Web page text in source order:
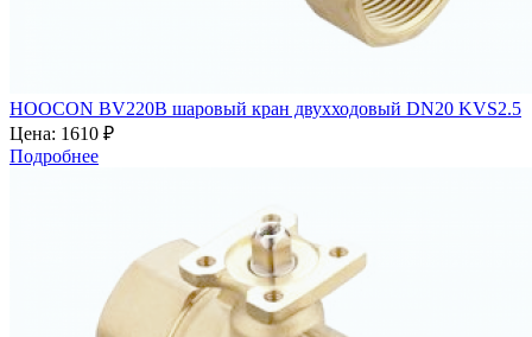
HOOCON BV220B шаровый кран двухходовый DN20 KVS2.5
Цена: 1610 ₽
Подробнее